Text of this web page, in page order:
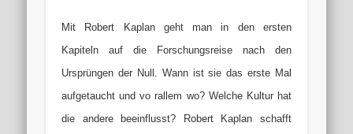
Mit Robert Kaplan geht man in den ersten
Kapiteln auf die Forschungsreise nach den
Ursprüngen der Null. Wann ist sie das erste Mal
aufgetaucht und vo rallem wo? Welche Kultur hat
die andere beeinflusst? Robert Kaplan schafft